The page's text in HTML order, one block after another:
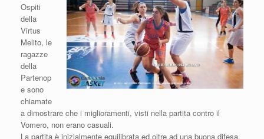
Ospiti
della
Virtus
Melito, le
ragazze
della
Partenop
e sono
chiamate
a dimostrare che i miglioramenti, visti nella partita contro il
Vomero, non erano casuali.
La partita è inizialmente equilibrata ed oltre ad una buona difesa,